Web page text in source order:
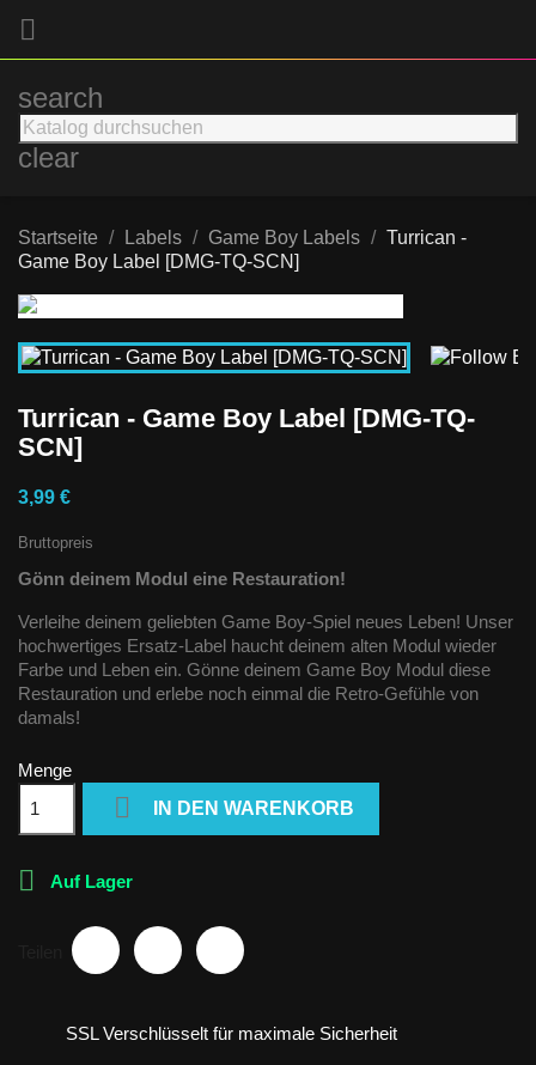

search
clear
Startseite Labels Game Boy Labels
Turrican -
Game Boy Label [DMG-TQ-SCN]
Turrican - Game Boy Label [DMG-TQ-
SCN]
3,99 €
Bruttopreis
Gönn deinem Modul eine Restauration!
Verleihe deinem geliebten Game Boy-Spiel neues Leben! Unser
hochwertiges Ersatz-Label haucht deinem alten Modul wieder
Farbe und Leben ein. Gönne deinem Game Boy Modul diese
Restauration und erlebe noch einmal die Retro-Gefühle von
damals!
Menge
 IN DEN WARENKORB
 Auf Lager
SSL Verschlüsselt für maximale Sicherheit